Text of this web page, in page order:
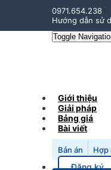
0971.654.238
Hướng dẫn sử
Toggle
Giới thiệu
Giải pháp
Bảng giá
Bài viết
Bản án Hợp
Đăng ký